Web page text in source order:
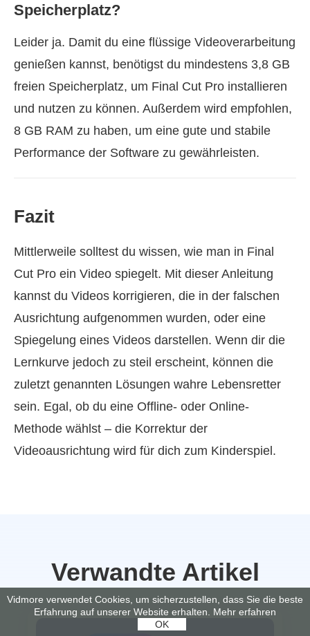
Speicherplatz?
Leider ja. Damit du eine flüssige Videoverarbeitung
genießen kannst, benötigst du mindestens 3,8 GB
freien Speicherplatz, um Final Cut Pro installieren
und nutzen zu können. Außerdem wird empfohlen,
8 GB RAM zu haben, um eine gute und stabile
Performance der Software zu gewährleisten.
Fazit
Mittlerweile solltest du wissen, wie man in Final
Cut Pro ein Video spiegelt. Mit dieser Anleitung
kannst du Videos korrigieren, die in der falschen
Ausrichtung aufgenommen wurden, oder eine
Spiegelung eines Videos darstellen. Wenn dir die
Lernkurve jedoch zu steil erscheint, können die
zuletzt genannten Lösungen wahre Lebensretter
sein. Egal, ob du eine Offline- oder Online-
Methode wählst – die Korrektur der
Videoausrichtung wird für dich zum Kinderspiel.
Verwandte Artikel
Vidmore verwendet Cookies, um sicherzustellen, dass Sie die beste
Erfahrung auf unserer Website erhalten. Mehr erfahren
OK